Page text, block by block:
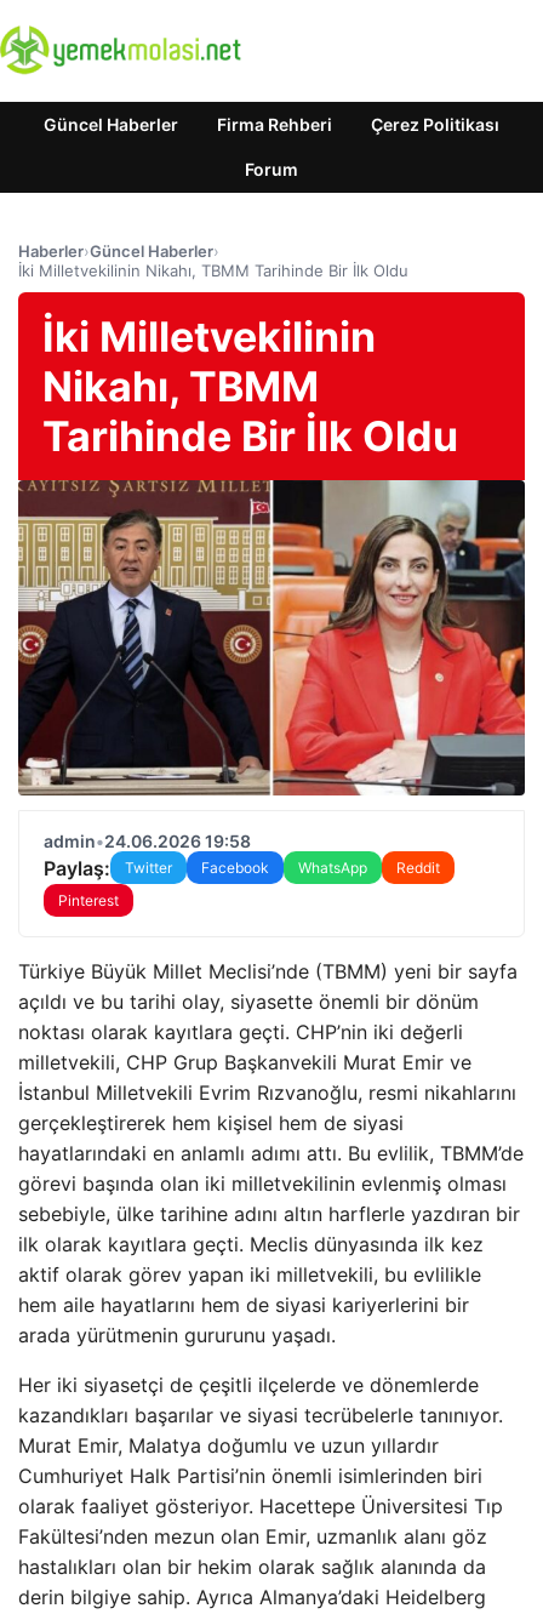
Güncel Haberler Firma Rehberi Çerez Politikası
Forum
Haberler›Güncel Haberler›
İki Milletvekilinin Nikahı, TBMM Tarihinde Bir İlk Oldu
İki Milletvekilinin
Nikahı, TBMM
Tarihinde Bir İlk Oldu
admin•24.06.2026 19:58
Paylaş: Twitter Facebook WhatsApp
Reddit
Pinterest
Türkiye Büyük Millet Meclisi’nde (TBMM) yeni bir sayfa
açıldı ve bu tarihi olay, siyasette önemli bir dönüm
noktası olarak kayıtlara geçti. CHP’nin iki değerli
milletvekili, CHP Grup Başkanvekili Murat Emir ve
İstanbul Milletvekili Evrim Rızvanoğlu, resmi nikahlarını
gerçekleştirerek hem kişisel hem de siyasi
hayatlarındaki en anlamlı adımı attı. Bu evlilik, TBMM’de
görevi başında olan iki milletvekilinin evlenmiş olması
sebebiyle, ülke tarihine adını altın harflerle yazdıran bir
ilk olarak kayıtlara geçti. Meclis dünyasında ilk kez
aktif olarak görev yapan iki milletvekili, bu evlilikle
hem aile hayatlarını hem de siyasi kariyerlerini bir
arada yürütmenin gururunu yaşadı.
Her iki siyasetçi de çeşitli ilçelerde ve dönemlerde
kazandıkları başarılar ve siyasi tecrübelerle tanınıyor.
Murat Emir, Malatya doğumlu ve uzun yıllardır
Cumhuriyet Halk Partisi’nin önemli isimlerinden biri
olarak faaliyet gösteriyor. Hacettepe Üniversitesi Tıp
Fakültesi’nden mezun olan Emir, uzmanlık alanı göz
hastalıkları olan bir hekim olarak sağlık alanında da
derin bilgiye sahip. Ayrıca Almanya’daki Heidelberg